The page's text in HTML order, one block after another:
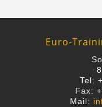
Euro-
Tel:
Fax:
Mail: